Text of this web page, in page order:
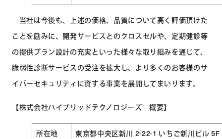
当社は今後も、上述の価格、品質について高く評価頂けた
ことを励みに、開発サービスとのクロスセルや、定期健診等
の提供プラン設計の充実といった様々な取り組みを通じて、
脆弱性診断サービスの受注を拡大し、より多くのお客様のサ
イバーセキュリティに資する事業を展開してまいります。
【株式会社ハイブリッドテクノロジーズ 概要】
所在地
東京都中央区新川 2-22-1 いちご新川ビル 5F